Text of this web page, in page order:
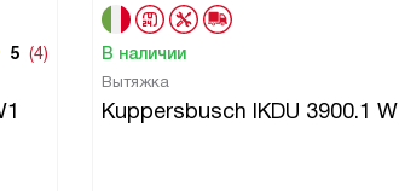
5 (4) В наличии
Вытяжка
Kuppersbusch IKDU 3900.1 W